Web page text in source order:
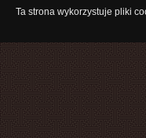
Ta strona wykorzystuje pliki